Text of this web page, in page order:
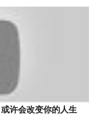
许会改变你的人生